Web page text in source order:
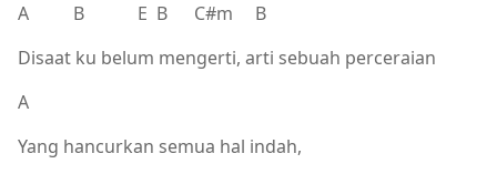
A B E B C#m B
Disaat ku belum mengerti, arti sebuah perceraian
A
Yang hancurkan semua hal indah,